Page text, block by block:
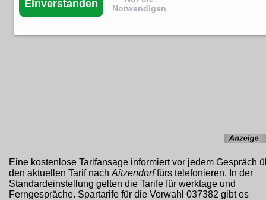
Eine kostenlose Tarifansage informiert vor jedem Gespräch
den aktuellen Tarif nach Aitzendorffürs telefonieren. In der
Standardeinstellung gelten die Tarife für werktage und
Ferngespräche. Spartarife für die Vorwahl 037382 gibt es
Einverstanden
Notwendigen